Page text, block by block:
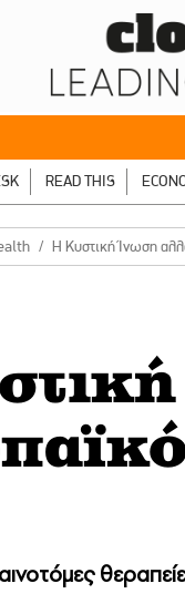
READ THIS
Η Κυστική Ίνωση